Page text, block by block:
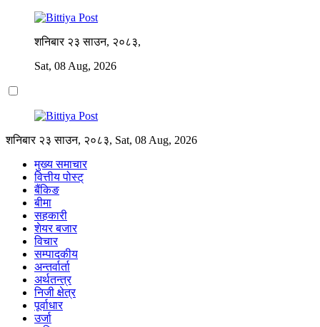
शनिबार २३ साउन, २०८३,
Sat, 08 Aug, 2026
शनिबार २३ साउन, २०८३, Sat, 08 Aug, 2026
मुख्य समाचार
वित्तीय पोस्ट्
बैंकिङ
बीमा
सहकारी
शेयर बजार
विचार
सम्पादकीय
अन्तर्वार्ता
अर्थतन्त्र
निजी क्षेत्र
पूर्वाधार
उर्जा